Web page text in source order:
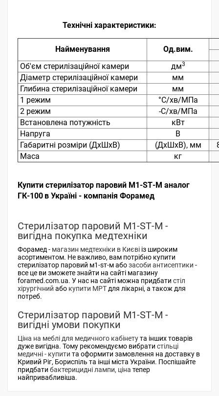
Технічні характеристики:
Найменування
Од.вим.
Об'єм стерилізаційної камери
дм3
Діаметр стерилізаційної камери
мм
Глибина стерилізаційної камери
мм
1 режим
°C/хв/МПа
2 режим
-С/хв/МПа
Встановлена потужність
кВт
Напруга
В
Габаритні розміри (ДхШхВ)
(ДхШхВ), мм
Маса
кг
Купити стерилізатор паровий М1-SТ-М аналог
ГК-100 в Україні - компанія Форамед
Стерилізатор паровий М1-SТ-М -
вигідна покупка медтехніки
Форамед - магазин медтехніки в Києві із широким
асортиментом. Не важливо, вам потрібно купити
стерилізатор паровий м1-sт-м абозасоби антисептики -
все це ви зможете знайти на сайті магазину
foramed.com.ua. У нас на сайті можна придбати стіл
хірургічний або купити МРТ для лікарні, а також для
потреб.
Стерилізатор паровий М1-SТ-М -
вигідні умови покупки
Ціна на меблі для медичного кабінетута інших товарів
дуже вигідна. Тому рекомендуємо вибрати стільці
медичні - купити та оформити замовлення на доставку в
Кривий Ріг, Бориспіль та інші міста України. Поспішайте
придбати бактерицидні лампи, ціна тепер
найпривабливіша.